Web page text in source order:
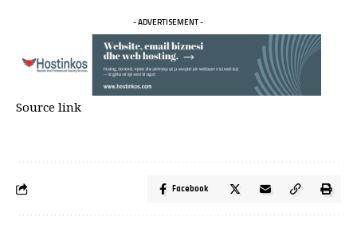
- ADVERTISEMENT -
Source link
Facebook